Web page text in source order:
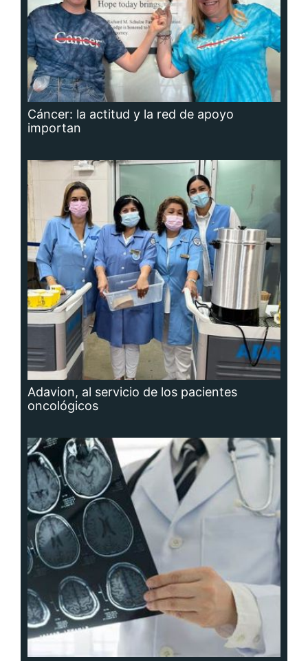
Cáncer: la actitud y la red de apoyo
importan
Adavion, al servicio de los pacientes
oncológicos